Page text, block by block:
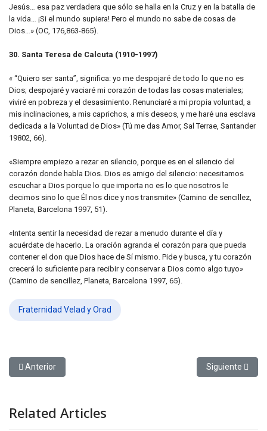
Jesús… esa paz verdadera que sólo se halla en la Cruz y en la batalla de
la vida… ¡Si el mundo supiera! Pero el mundo no sabe de cosas de
Dios…» (OC, 176,863-865).
30. Santa Teresa de Calcuta (1910-1997)
« “Quiero ser santa”, significa: yo me despojaré de todo lo que no es
Dios; despojaré y vaciaré mi corazón de todas las cosas materiales;
viviré en pobreza y el desasimiento. Renunciaré a mi propia voluntad, a
mis inclinaciones, a mis caprichos, a mis deseos, y me haré una esclava
dedicada a la Voluntad de Dios» (Tú me das Amor, Sal Terrae, Santander
19802, 66).
«Siempre empiezo a rezar en silencio, porque es en el silencio del
corazón donde habla Dios. Dios es amigo del silencio: necesitamos
escuchar a Dios porque lo que importa no es lo que nosotros le
decimos sino lo que Él nos dice y nos transmite» (Camino de sencillez,
Planeta, Barcelona 1997, 51).
«Intenta sentir la necesidad de rezar a menudo durante el día y
acuérdate de hacerlo. La oración agranda el corazón para que pueda
contener el don que Dios hace de Sí mismo. Pide y busca, y tu corazón
crecerá lo suficiente para recibir y conservar a Dios como algo tuyo»
(Camino de sencillez, Planeta, Barcelona 1997, 65).
Fraternidad Velad y Orad
Artículo anterior: Enseñanzas sobre la oración y vida espiritual de
Anterior Artículo
Siguiente
Related Articles